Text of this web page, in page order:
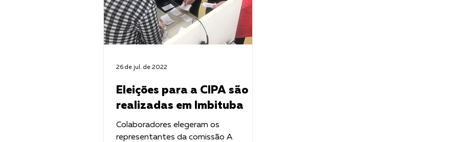
Eleições para a CIPA são
realizadas em Imbituba
Colaboradores elegeram os
representantes da comissão A
26 de jul. de 2022